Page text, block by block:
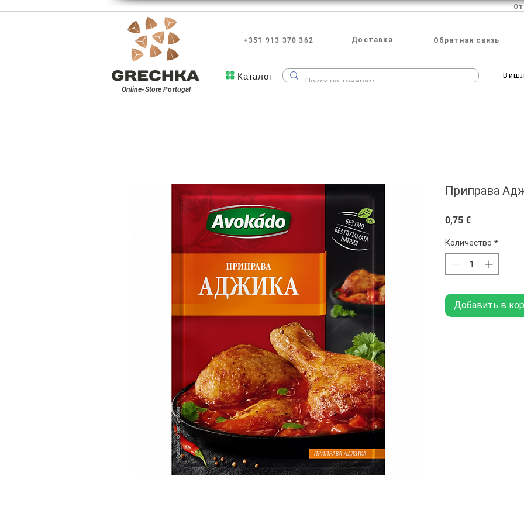
+351 913 370 362 Доставка Обратная связь
Online-StorePortugal
Каталог
Приправа
0,75 €Цена
Количество *
Добавить в